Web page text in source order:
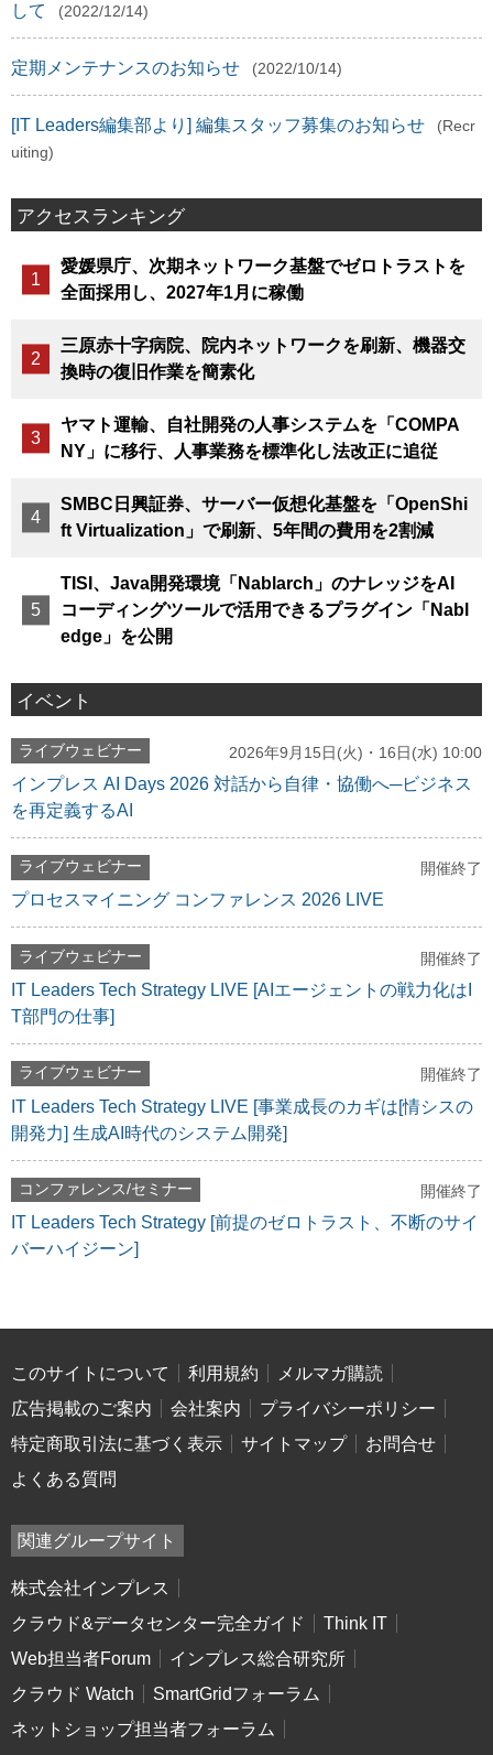
して
(2022/12/14)
定期メンテナンスのお知らせ (2022/10/14)
[IT Leaders編集部より] 編集スタッフ募集のお知らせ
(Recr
uiting)
アクセスランキング
愛媛県庁、次期ネットワーク基盤でゼロトラストを
全面採用し、2027年1月に稼働
三原赤十字病院、院内ネットワークを刷新、機器交
換時の復旧作業を簡素化
ヤマト運輸、自社開発の人事システムを「COMPA
NY」に移行、人事業務を標準化し法改正に追従
SMBC日興証券、サーバー仮想化基盤を「OpenShi
ft Virtualization」で刷新、5年間の費用を2割減
TISI、Java開発環境「Nablarch」のナレッジをAI
コーディングツールで活用できるプラグイン「Nabl
edge」を公開
イベント
ライブウェビナー 2026年9月15日(火)・16日(水) 10:00
インプレス AI Days 2026 対話から自律・協働へ─ビジネス
を再定義するAI
ライブウェビナー 開催終了
プロセスマイニング コンファレンス 2026 LIVE
ライブウェビナー 開催終了
IT Leaders Tech Strategy LIVE [AIエージェントの戦力化はI
T部門の仕事]
ライブウェビナー 開催終了
IT Leaders Tech Strategy LIVE [事業成長のカギは[情シスの
開発力] 生成AI時代のシステム開発]
コンファレンス/セミナー 開催終了
IT Leaders Tech Strategy [前提のゼロトラスト、不断のサイ
バーハイジーン]
このサイトについて 利用規約
メルマガ購読
広告掲載のご案内
会社案内
プライバシーポリシー
特定商取引法に基づく表示
サイトマップ
お問合せ
よくある質問
関連グループサイト
株式会社インプレス
クラウド&データセンター完全ガイド
Think IT
Web担当者Forum
インプレス総合研究所
クラウド Watch
SmartGridフォーラム
ネットショップ担当者フォーラム